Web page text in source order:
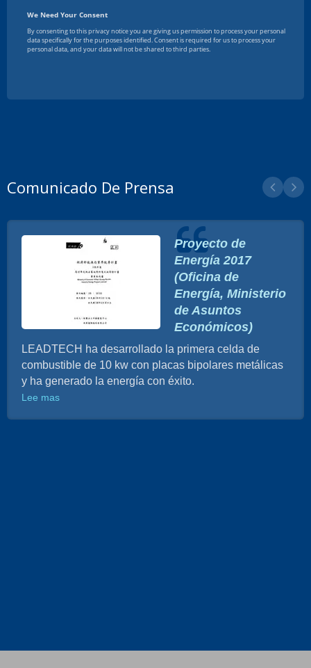
Comunicado De Prensa
Proyecto de
Energía 2017
(Oficina de
Energía, Ministerio
de Asuntos
Económicos)
LEADTECH ha desarrollado la primera celda de
combustible de 10 kw con placas bipolares metálicas
y ha generado la energía con éxito.
Lee mas